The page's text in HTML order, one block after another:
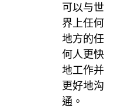
可以与世
界上任何
地方的任
何人更快
地工作并
更好地沟
通。